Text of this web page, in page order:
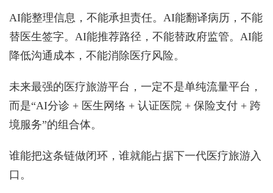
AI能整理信息，不能承担责任。AI能翻译病历，不能
替医生签字。AI能推荐路径，不能替政府监管。AI能
降低沟通成本，不能消除医疗风险。
未来最强的医疗旅游平台，一定不是单纯流量平台，
而是“AI分诊 + 医生网络 + 认证医院 + 保险支付 + 跨
境服务”的组合体。
谁能把这条链做闭环，谁就能占据下一代医疗旅游入
口。